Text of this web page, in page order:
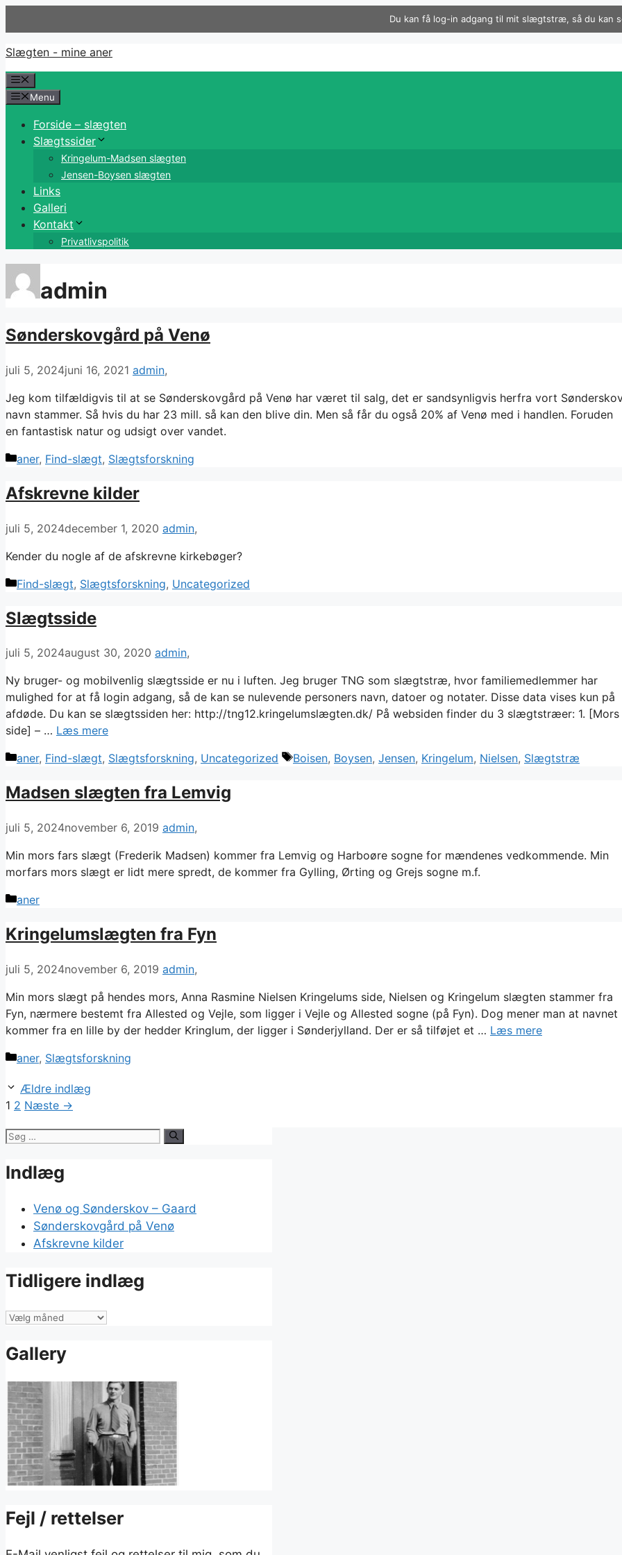
til
indhold
Du kan få log-in adgang til mit slægtstræ, så du kan
Slægten - mine aner
Menu
Forside – slægten
Slægtssider
Kringelum-Madsen slægten
Jensen-Boysen slægten
Links
Galleri
Kontakt
Privatlivspolitik
admin
Sønderskovgård på Venø
juli 5, 2024juni 16, 2021 admin
Jeg kom tilfældigvis til at se Sønderskovgård på Venø har været til salg, det er sandsynligvis herfra vort
navn stammer. Så hvis du har 23 mill. så kan den blive din. Men så får du også 20% af Venø med i handlen. Foruden
en fantastisk natur og udsigt over vandet.
Kategorier
aner, Find-slægt, Slægtsforskning
Afskrevne kilder
juli 5, 2024december 1, 2020 admin
Kender du nogle af de afskrevne kirkebøger?
Kategorier
Find-slægt, Slægtsforskning, Uncategorized
Slægtsside
juli 5, 2024august 30, 2020 admin
Ny bruger- og mobilvenlig slægtsside er nu i luften. Jeg bruger TNG som slægtstræ, hvor familiemedlemmer har
mulighed for at få login adgang, så de kan se nulevende personers navn, datoer og notater. Disse data vises kun på
afdøde. Du kan se slægtssiden her: http://tng12.kringelumslægten.dk/ På websiden finder du 3 slægtstræer: 1. [Mors
side] – … Læs mere
Kategorier
aner, Find-slægt, Slægtsforskning, Uncategorized Tags
Boisen, Boysen, Jensen, Kringelum, Nielsen, Slægtstræ
Madsen slægten fra Lemvig
juli 5, 2024november 6, 2019 admin
Min mors fars slægt (Frederik Madsen) kommer fra Lemvig og Harboøre sogne for mændenes vedkommende. Min
morfars mors slægt er lidt mere spredt, de kommer fra Gylling, Ørting og Grejs sogne m.f.
Kategorier
aner
Kringelumslægten fra Fyn
juli 5, 2024november 6, 2019 admin
Min mors slægt på hendes mors, Anna Rasmine Nielsen Kringelums side, Nielsen og Kringelum slægten stammer fra
Fyn, nærmere bestemt fra Allested og Vejle, som ligger i Vejle og Allested sogne (på Fyn). Dog mener man at navnet
kommer fra en lille by der hedder Kringlum, der ligger i Sønderjylland. Der er så tilføjet et … Læs mere
Kategorier
aner, Slægtsforskning
Ældre indlæg
Side
1 Side
2 Næste →
Søg
Indlæg
Venø og Sønderskov – Gaard
Sønderskovgård på Venø
Afskrevne kilder
Tidligere indlæg
Tidligere
Gallery
Fejl / rettelser